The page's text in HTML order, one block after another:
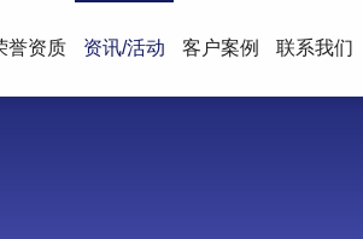
誉资质 资讯/活动 客户案例 联系我们